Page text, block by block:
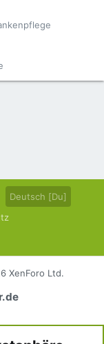
Deutsch [Du]
XenForo Ltd.